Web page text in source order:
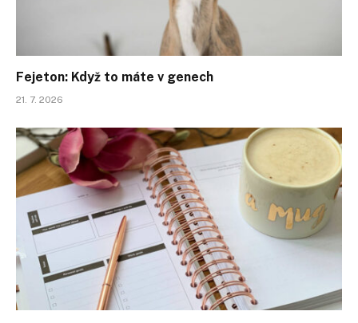
Fejeton: Když to máte v genech
21. 7. 2026